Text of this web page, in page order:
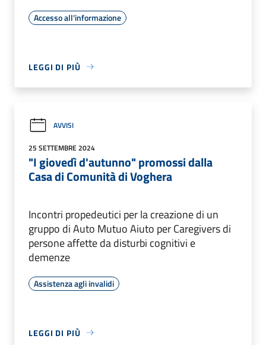
Accesso all'informazione
LEGGI DI PIÙ
AVVISI
25 SETTEMBRE 2024
"I giovedì d'autunno" promossi dalla
Casa di Comunità di Voghera
Incontri propedeutici per la creazione di un
gruppo di Auto Mutuo Aiuto per Caregivers di
persone affette da disturbi cognitivi e
demenze
Assistenza agli invalidi
LEGGI DI PIÙ